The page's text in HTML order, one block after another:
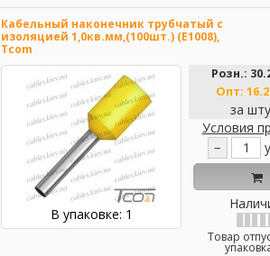
Кабельный наконечник трубчатый с
изоляцией 1,0кв.мм,(100шт.) (Е1008),
Tcom
В упаковке: 1
Розн.:
Опт:
за
Условия
−
Товар